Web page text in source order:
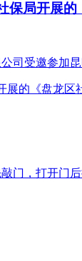
保局开展的
司受邀参加昆
门，打开门